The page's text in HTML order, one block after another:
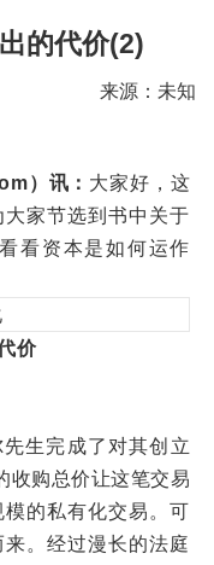
的代价(2)
来源：未知
）讯： 大家好，这
家节选到书中关于
看资本是如何运作
价
生完成了对其创立
收购总价让这笔交易
的私有化交易。可
。经过漫长的法庭